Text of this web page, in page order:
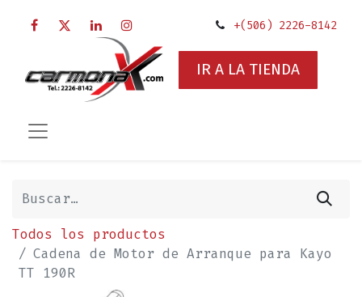
+(506) 2226-8142
IR A LA TIENDA
Todos los productos
Cadena de Motor de Arranque para Kayo
TT 190R